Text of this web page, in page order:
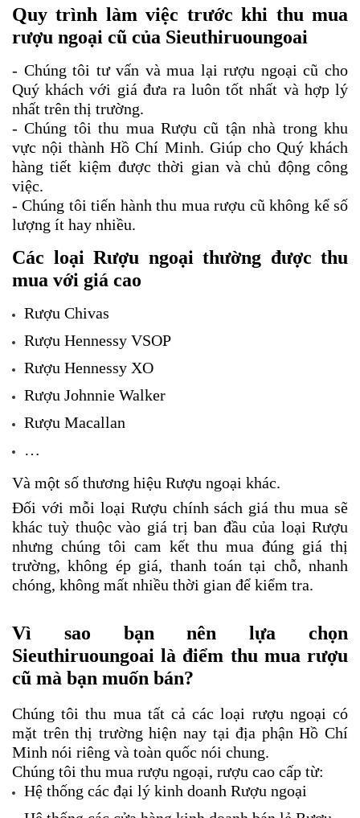
Quy trình làm việc trước khi thu mua
rượu ngoại cũ của Sieuthiruoungoai
- Chúng tôi tư vấn và mua lại rượu ngoại cũ cho
Quý khách với giá đưa ra luôn tốt nhất và hợp lý
nhất trên thị trường.
- Chúng tôi thu mua Rượu cũ tận nhà trong khu
vực nội thành Hồ Chí Minh. Giúp cho Quý khách
hàng tiết kiệm được thời gian và chủ động công
việc.
- Chúng tôi tiến hành thu mua rượu cũ không kể số
lượng ít hay nhiều.
Các loại Rượu ngoại thường được thu
mua với giá cao
Rượu Chivas
Rượu Hennessy VSOP
Rượu Hennessy XO
Rượu Johnnie Walker
Rượu Macallan
…
Và một số thương hiệu Rượu ngoại khác.
Đối với mỗi loại Rượu chính sách giá thu mua sẽ
khác tuỳ thuộc vào giá trị ban đầu của loại Rượu
nhưng chúng tôi cam kết thu mua đúng giá thị
trường, không ép giá, thanh toán tại chỗ, nhanh
chóng, không mất nhiều thời gian để kiểm tra.
Vì sao bạn nên lựa chọn
Sieuthiruoungoai là điểm thu mua rượu
cũ mà bạn muốn bán?
Chúng tôi thu mua tất cả các loại rượu ngoại có
mặt trên thị trường hiện nay tại địa phận Hồ Chí
Minh nói riêng và toàn quốc nói chung.
Chúng tôi thu mua rượu ngoại, rượu cao cấp từ:
Hệ thống các đại lý kinh doanh Rượu ngoại